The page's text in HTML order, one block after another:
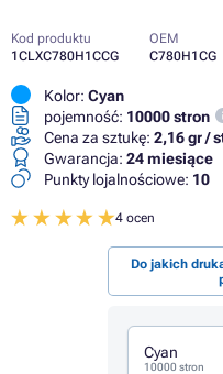
Kod produktu
1CLXC780H1CCG
OEM
C780H1CG
Kolor: Cyan
pojemność: 10000 stron
Cena za sztukę: 2,16 gr /
Gwarancja: 24 miesiące
Punkty lojalnościowe: 10
4 ocen
Do jakich
Cyan
10000 stron